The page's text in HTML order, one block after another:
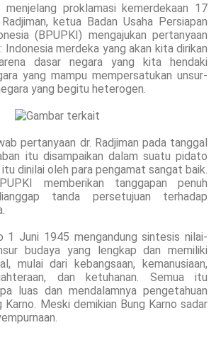
proklamasi kemerdekaan 17
ketua Badan Usaha Persiapan
(BPUPKI) mengajukan pertanyaan
merdeka yang akan kita dirikan
dasar negara yang kita hendaki
yang mampu mempersatukan unsur-
yang begitu heterogen.
pertanyaan dr. Radjiman pada tanggal
itu disampaikan dalam suatu pidato
dinilai oleh para pengamat sangat baik.
memberikan tanggapan penuh
tanda persetujuan terhadap
1 Juni 1945 mengandung sintesis nilai-
budaya yang lengkap dan memiliki
mulai dari kebangsaan, kemanusiaan,
dan ketuhanan. Semua itu
luas dan mendalamnya pengetahuan
Karno. Meski demikian Bung Karno sadar